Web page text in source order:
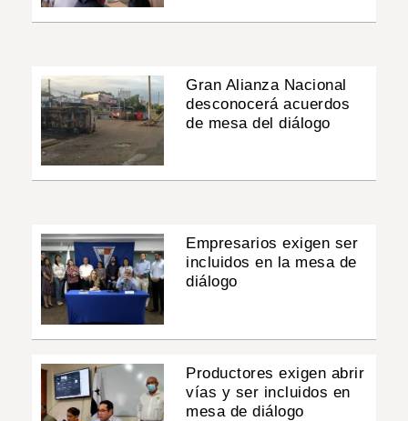
Gran Alianza Nacional
desconocerá acuerdos
de mesa del diálogo
Empresarios exigen ser
incluidos en la mesa de
diálogo
Productores exigen abrir
vías y ser incluidos en
mesa de diálogo